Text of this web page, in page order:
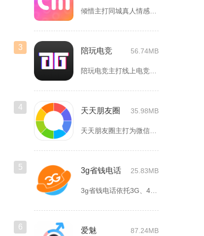
倾惜主打同城真人情感社交，面向有交友、脱单需求的年轻用户，依...
3 陪玩电竞 56.74MB
陪玩电竞主打线上电竞组队、游戏陪练服务，覆盖手游、端游多款热...
4 天天朋友圈 35.98MB
天天朋友圈主打为微信以及各类社交平台提供全套发圈素材，涵盖文...
5 3g省钱电话 25.83MB
3g省钱电话依托3G、4G、5G及WiFi网络实现低资费通话...
6 爱魅 87.24MB